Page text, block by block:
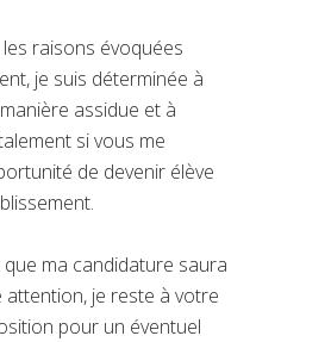
raisons évoquées
je suis déterminée à
assidue et à
si vous me
de devenir élève
que ma candidature saura
je reste à votre
pour un éventuel